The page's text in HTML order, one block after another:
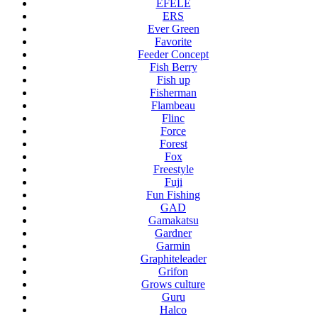
EFELE
ERS
Ever Green
Favorite
Feeder Concept
Fish Berry
Fish up
Fisherman
Flambeau
Flinc
Force
Forest
Fox
Freestyle
Fuji
Fun Fishing
GAD
Gamakatsu
Gardner
Garmin
Graphiteleader
Grifon
Grows culture
Guru
Halco